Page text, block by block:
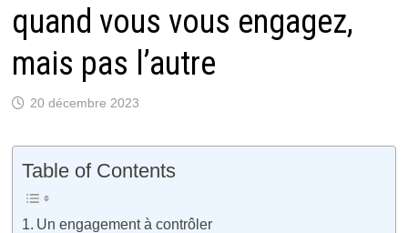
quand vous vous engagez,
mais pas l’autre
20 décembre 2023
Table of Contents
Un engagement à contrôler